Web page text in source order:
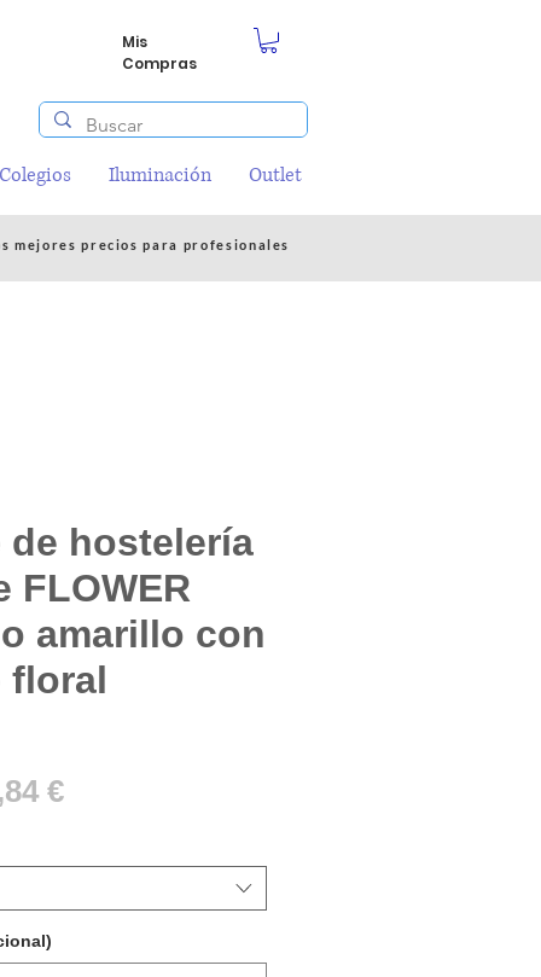
Mis
Compras
Iluminación Outlet
mejores precios para profesionales
de hostelería
FLOWER
amarillo con
floral
€Precio
oferta